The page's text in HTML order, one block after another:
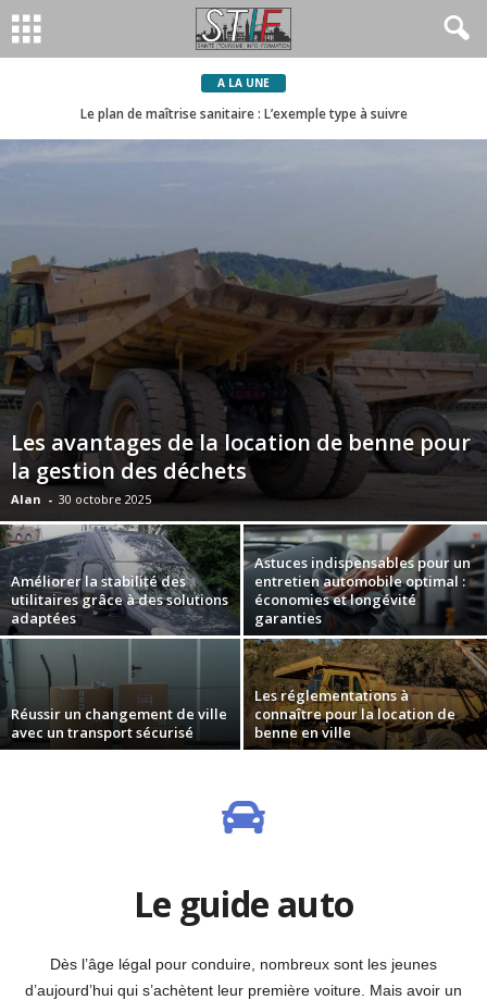
A LA UNE
Le plan de maîtrise sanitaire : L’exemple type à suivre
Les avantages de la location de benne pour
la gestion des déchets
Alan - 30 octobre 2025
Améliorer la stabilité des
utilitaires grâce à des solutions
adaptées
Astuces indispensables pour un
entretien automobile optimal :
économies et longévité
garanties
Réussir un changement de ville
avec un transport sécurisé
Les réglementations à
connaître pour la location de
benne en ville
Le guide auto
Dès l’âge légal pour conduire, nombreux sont les jeunes
d’aujourd’hui qui s’achètent leur première voiture. Mais avoir un